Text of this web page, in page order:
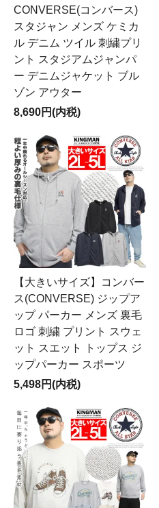
CONVERSE(コンバース)
スタジャン メンズ ケミカ
ル デニム ツイル 刺繍プリ
ント スタジアムジャンパ
ー デニムジャケット ブル
ゾン アウター
8,690円(内税)
【大きいサイズ】コンバー
ス(CONVERSE) ジップア
ップ パーカー メンズ 裏毛
ロゴ 刺繍 プリント スウェ
ット スエット トップス ジ
ップパーカー スポーツ
5,498円(内税)